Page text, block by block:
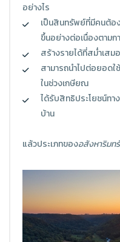
อย่างไร
เป็นสินทรัพย์ที่มีคนต้อ
ขึ้นอย่างต่อเนื่องตามก
สร้างรายได้ที่สม่ำเสม
สามารถนำไปต่อยอดใ
ในช่วงเกษียณ
ได้รับสิทธิประโยชน์ทา
บ้าน
แล้วประเภทของอสังหาริมท